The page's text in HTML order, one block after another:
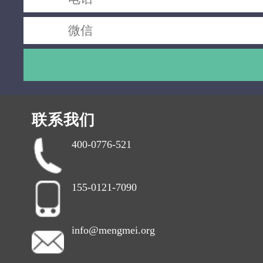
联系我们
400-0776-521
155-0121-7090
info@mengmei.org